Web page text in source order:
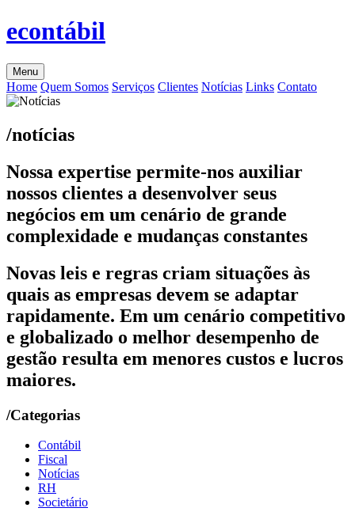
econtábil
Menu
Home Quem Somos Serviços Clientes Notícias Links Contato
/notícias
Nossa expertise permite-nos auxiliar
nossos clientes a desenvolver seus
negócios em um cenário de grande
complexidade e mudanças constantes
Novas leis e regras criam situações às
quais as empresas devem se adaptar
rapidamente. Em um cenário competitivo
e globalizado o melhor desempenho de
gestão resulta em menores custos e lucros
maiores.
/Categorias
Contábil
Fiscal
Notícias
RH
Societário